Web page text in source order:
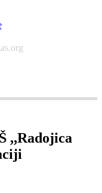
,,Radojica